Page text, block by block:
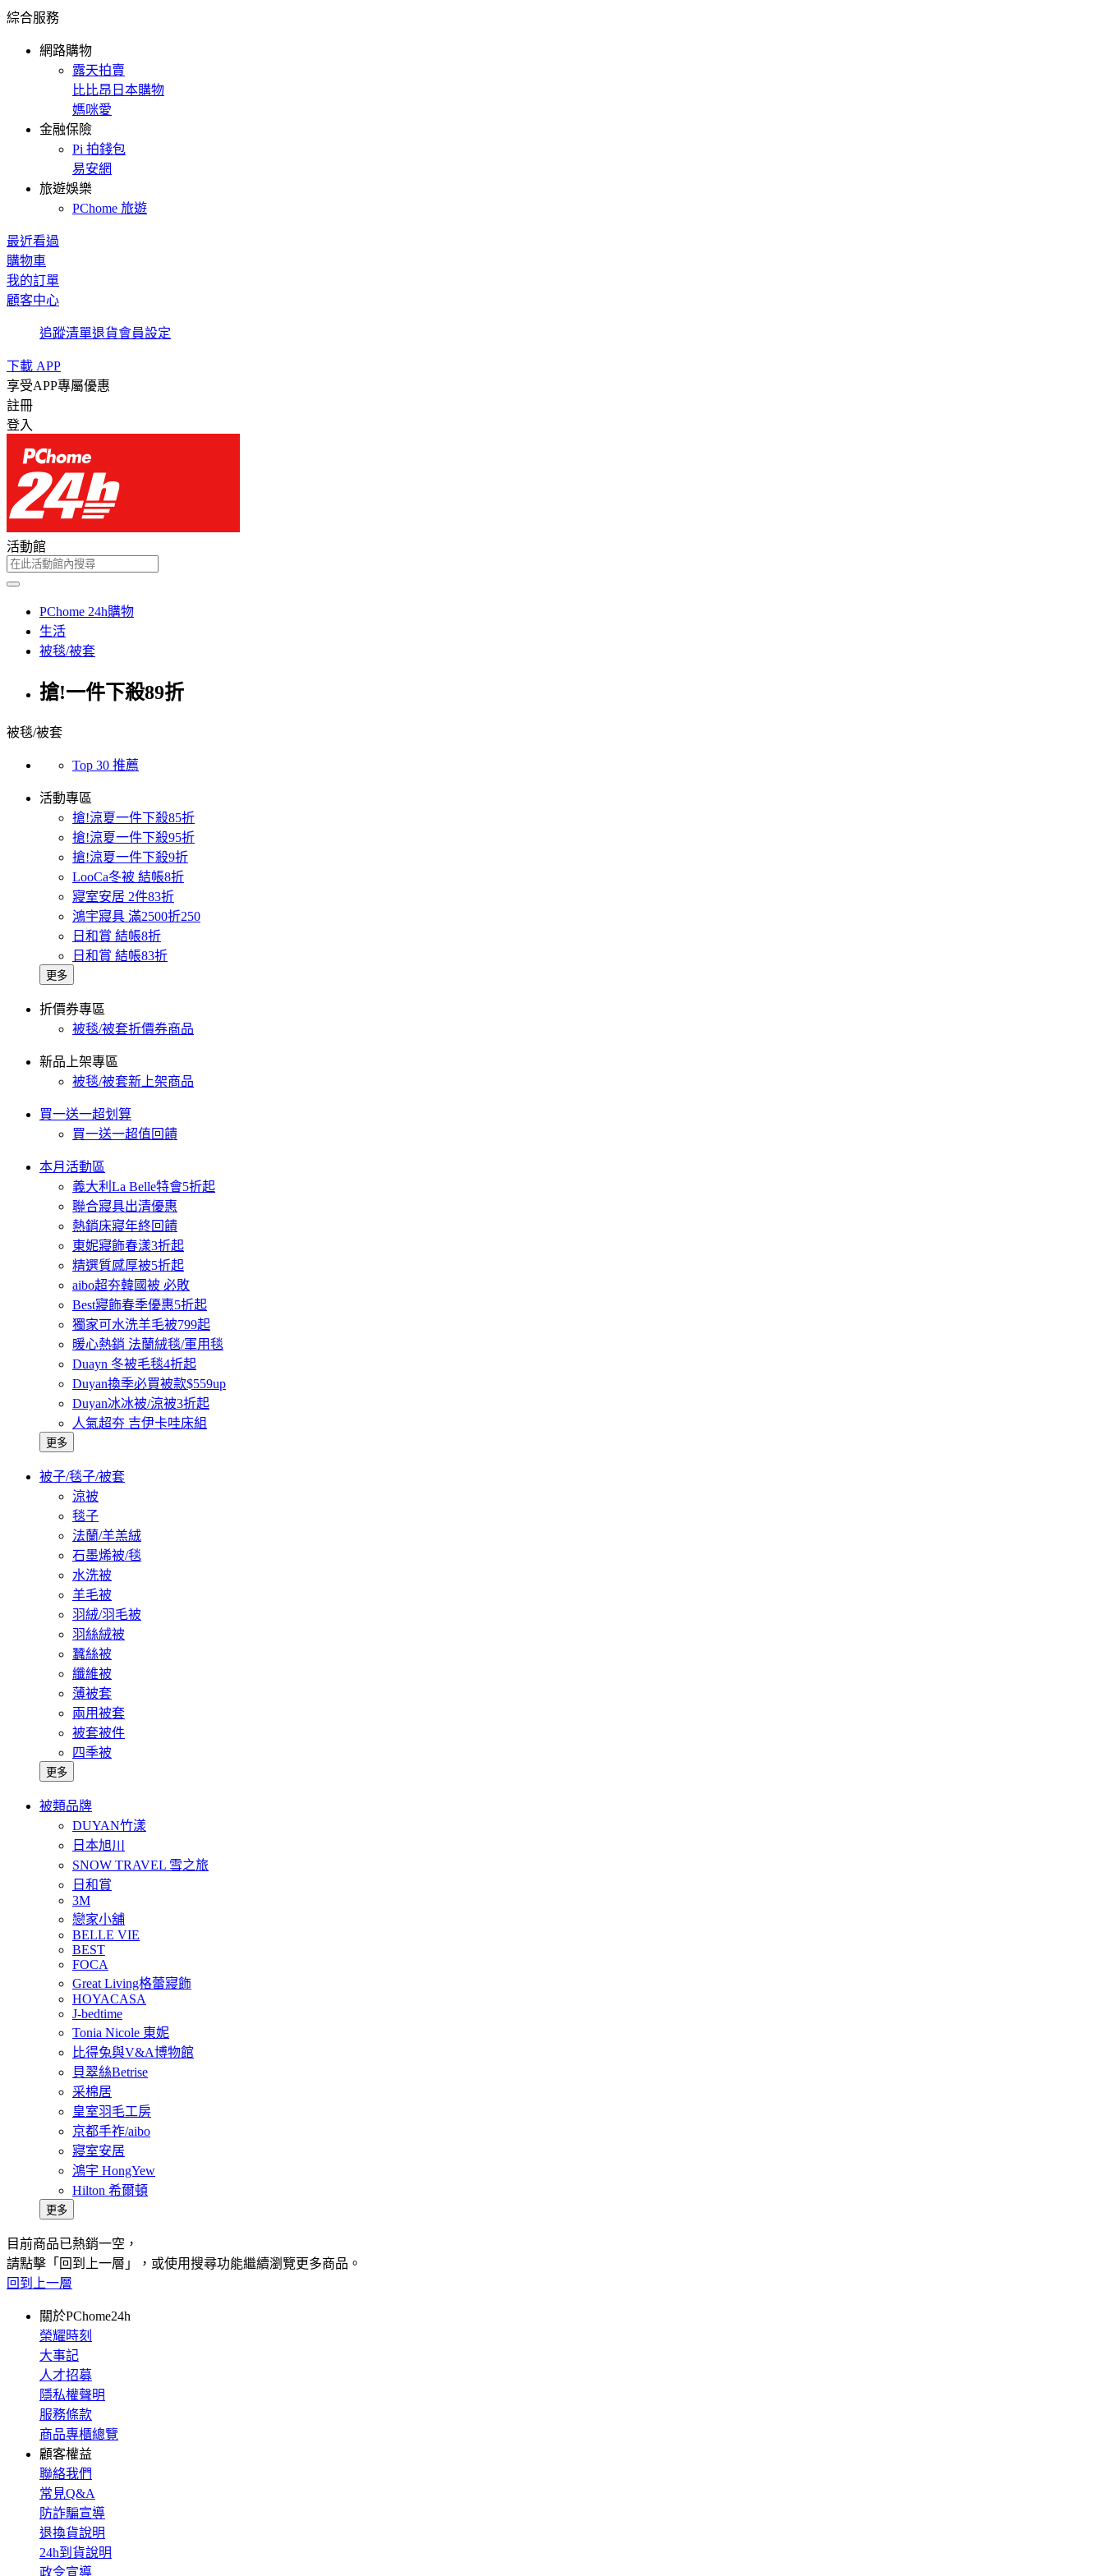
綜合服務
網路購物
露天拍賣
比比昂日本購物
媽咪愛
金融保險
Pi 拍錢包
易安網
旅遊娛樂
PChome 旅遊
最近看過
購物車
我的訂單
顧客中心
追蹤清單退貨會員設定
下載 APP
享受APP專屬優惠
註冊
登入
活動館
PChome 24h購物
生活
被毯/被套
搶!一件下殺89折
被毯/被套
Top 30 推薦
活動專區
搶!涼夏一件下殺85折
搶!涼夏一件下殺95折
搶!涼夏一件下殺9折
LooCa冬被 結帳8折
寢室安居 2件83折
鴻宇寢具 滿2500折250
日和賞 結帳8折
日和賞 結帳83折
更多
折價券專區
被毯/被套折價券商品
新品上架專區
被毯/被套新上架商品
買一送一超划算
買一送一超值回饋
本月活動區
義大利La Belle特會5折起
聯合寢具出清優惠
熱銷床寢年終回饋
東妮寢飾春漾3折起
精選質感厚被5折起
aibo超夯韓國被 必敗
Best寢飾春季優惠5折起
獨家可水洗羊毛被799起
暖心熱銷 法蘭絨毯/軍用毯
Duayn 冬被毛毯4折起
Duyan換季必買被款$559up
Duyan冰冰被/涼被3折起
人氣超夯 吉伊卡哇床組
更多
被子/毯子/被套
涼被
毯子
法蘭/羊羔絨
石墨烯被/毯
水洗被
羊毛被
羽絨/羽毛被
羽絲絨被
蠶絲被
纖維被
薄被套
兩用被套
被套被件
四季被
更多
被類品牌
DUYAN竹漾
日本旭川
SNOW TRAVEL 雪之旅
日和賞
3M
戀家小舖
BELLE VIE
BEST
FOCA
Great Living格蕾寢飾
HOYACASA
J-bedtime
Tonia Nicole 東妮
比得兔與V&A博物館
貝翠絲Betrise
采棉居
皇室羽毛工房
京都手祚/aibo
寢室安居
鴻宇 HongYew
Hilton 希爾頓
更多
目前商品已熱銷一空，
請點擊「回到上一層」，或使用搜尋功能繼續瀏覽更多商品。
回到上一層
關於PChome24h
榮耀時刻
大事記
人才招募
隱私權聲明
服務條款
商品專櫃總覽
顧客權益
聯絡我們
常見Q&A
防詐騙宣導
退換貨說明
24h到貨說明
政令宣導